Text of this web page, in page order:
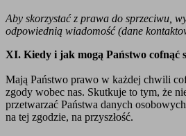
Aby skorzystać z prawa do sprzeciwu,
odpowiednią wiadomość (dane
XI. Kiedy i jak mogą Państwo cofnąć
Mają Państwo prawo w każdej chwili
zgody wobec nas. Skutkuje to tym, że
przetwarzać Państwa danych
na tej zgodzie, na przyszłość.